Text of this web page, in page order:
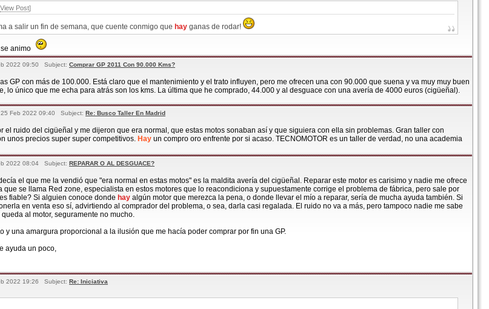
View Post]
a salir un fin de semana, que cuente conmigo que hay ganas de rodar!
animo
2022 09:50 Subject: Comprar GP 2011 Con 90.000 Kms?
GP con más de 100.000. Está claro que el mantenimiento y el trato influyen, pero me ofrecen una con 90.000 que suena y va muy muy buen
lo único que me echa para atrás son los kms. La última que he comprado, 44.000 y al desguace con una avería de 4000 euros (cigüeñal).
Feb 2022 09:40 Subject: Re: Busco Taller En Madrid
el ruido del cigüeñal y me dijeron que era normal, que estas motos sonaban así y que siguiera con ella sin problemas. Gran taller con
unos precios super super competitivos. Hay un compro oro enfrente por si acaso. TECNOMOTOR es un taller de verdad, no una academia
2022 08:04 Subject: REPARAR O AL DESGUACE?
el que me la vendió que "era normal en estas motos" es la maldita avería del cigüeñal. Reparar este motor es carisimo y nadie me ofrece
que se llama Red zone, especialista en estos motores que lo reacondiciona y supuestamente corrige el problema de fábrica, pero sale por
fiable? Si alguien conoce donde hay algún motor que merezca la pena, o donde llevar el mío a reparar, sería de mucha ayuda también. Si
en venta eso sí, advirtiendo al comprador del problema, o sea, darla casi regalada. El ruido no va a más, pero tampoco nadie me sabe
al motor, seguramente no mucho.
y una amargura proporcional a la ilusión que me hacía poder comprar por fin una GP.
ayuda un poco,
2022 19:26 Subject: Re: Iniciativa